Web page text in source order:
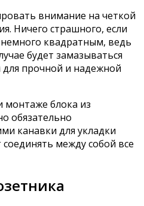
внимание на четкой
Ничего страшного, если
квадратным, ведь
будет замазываться
прочной и надежной
монтаже блока из
обязательно
канавки для укладки
между собой все